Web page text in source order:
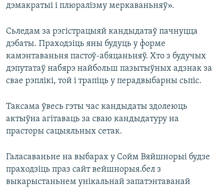
дэмакратыі і плюралізму меркаваньняў».
Сьледам за рэгістрацыяй кандыдатаў пачнуцца
дэбаты. Праходзіць яны будуць у форме
камэнтаваньня пастоў-абяцаньняў. Хто з будучых
дэпутатаў набярэ найбольш пазытыўных адзнак за
свае рэплікі, той і трапіць у перадвыбарны сьпіс.
Таксама ўвесь гэты час кандыдаты здолеюць
актыўна агітаваць за сваю кандыдатуру на
прасторы сацыяльных сетак.
Галасаваньне на выбарах у Сойм Вяйшнорыі будзе
праходзіць праз сайт вейшнорыя.бел з
выкарыстаньнем унікальнай запатэнтаванай